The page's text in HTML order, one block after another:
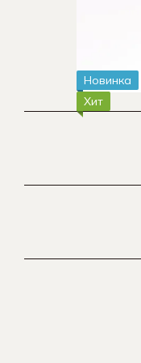
Новинка
Хит